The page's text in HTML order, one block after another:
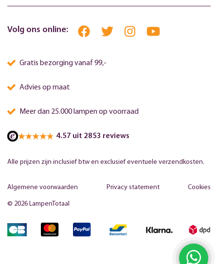
Volg ons online:
Gratis bezorging vanaf 99,-
Advies op maat
Meer dan 25.000 lampen op voorraad
4.57 uit 2853 reviews
Alle prijzen zijn inclusief btw en exclusief eventuele verzendkosten.
© 2026 LampenTotaal
Algemene voorwaarden Privacy statement Cookies